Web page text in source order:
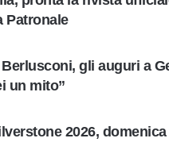
Patronale
gli auguri a
un mito”
2026, domenica